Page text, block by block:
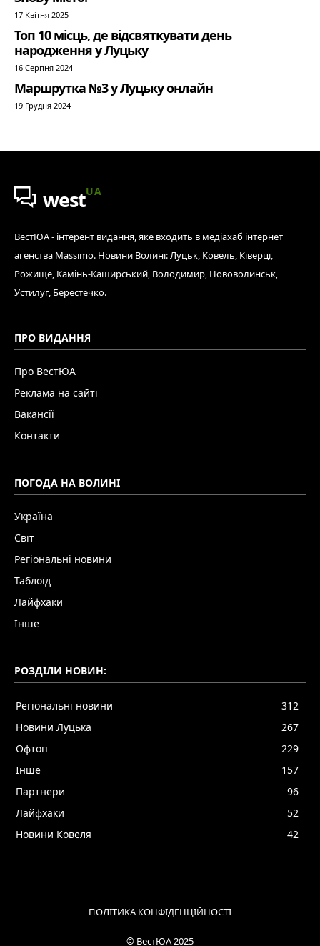
17 Квітня 2025
Топ 10 місць, де відсвяткувати день
народження у Луцьку
16 Серпня 2024
Маршрутка №3 у Луцьку онлайн
19 Грудня 2024
westUA
ВестЮА - інтерент видання, яке входить в медіахаб інтернет
агенства Massimo. Новини Волині: Луцьк, Ковель, Ківерці,
Рожище, Камінь-Каширський, Володимир, Нововолинськ,
Устилуг, Берестечко.
ПРО ВИДАННЯ
Про ВестЮА
Реклама на сайті
Вакансії
Контакти
ПОГОДА НА ВОЛИНІ
Україна
Світ
Регіональні новини
Таблоїд
Лайфхаки
Інше
РОЗДІЛИ НОВИН:
Регіональні новини
312
Новини Луцька
267
Офтоп
229
Інше
157
Партнери
96
Лайфхаки
52
Новини Ковеля
42
ПОЛІТИКА КОНФІДЕНЦІЙНОСТІ
© ВестЮА 2025